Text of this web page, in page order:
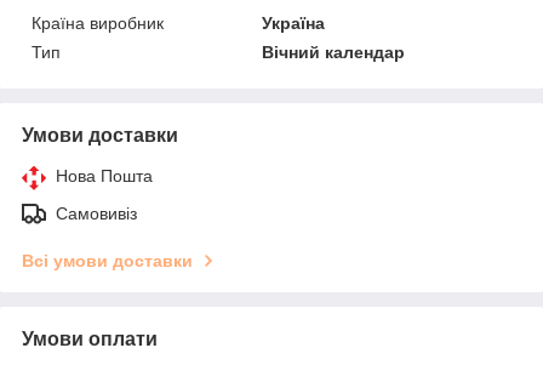
Країна виробник
Україна
Тип
Вічний календар
Умови доставки
Нова Пошта
Самовивіз
Всі умови доставки
Умови оплати